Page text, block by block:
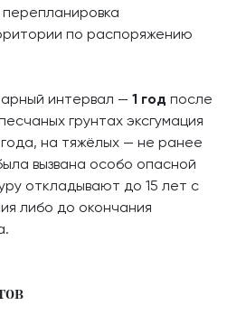
по распоряжению
интервал — 1 год после
грунтах эксгумация
на тяжёлых — не ранее
вызвана особо опасной
откладывают до 15 лет с
либо до окончания